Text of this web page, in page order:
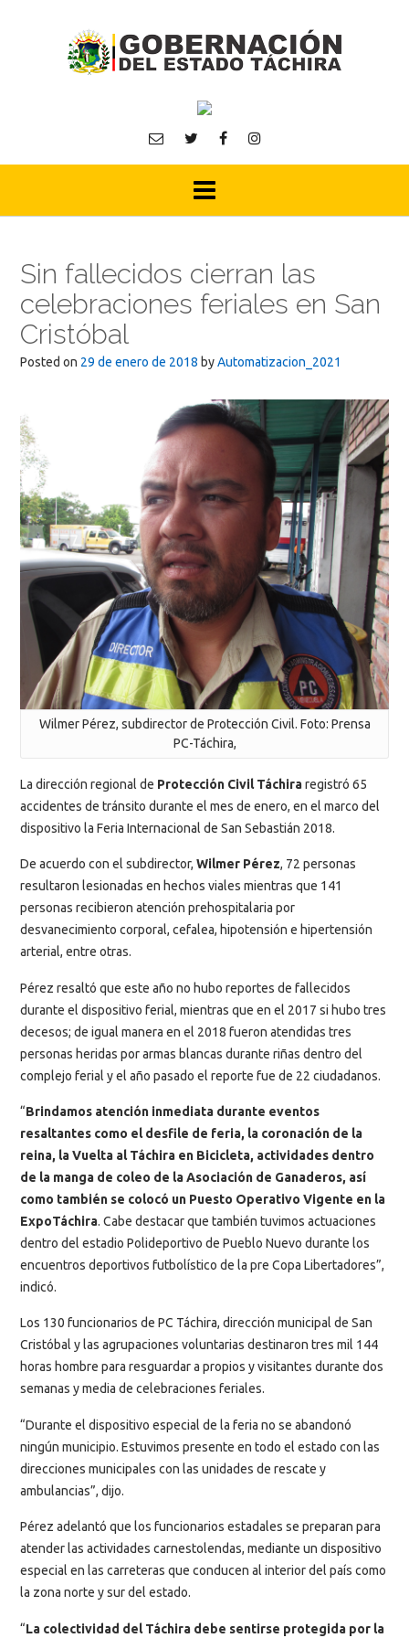
Sin fallecidos cierran las
celebraciones feriales en San
Cristóbal
Posted on 29 de enero de 2018 byAutomatizacion_2021
Wilmer Pérez, subdirector de Protección Civil. Foto: Prensa
PC-Táchira,
La dirección regional de Protección Civil Táchiraregistró 65
accidentes de tránsito durante el mes de enero, en el marco del
dispositivo la Feria Internacional de San Sebastián 2018.
De acuerdo con el subdirector, Wilmer Pérez, 72 personas
resultaron lesionadas en hechos viales mientras que 141
personas recibieron atención prehospitalaria por
desvanecimiento corporal, cefalea, hipotensión e hipertensión
arterial, entre otras.
Pérez resaltó que este año no hubo reportes de fallecidos
durante el dispositivo ferial, mientras que en el 2017 si hubo tres
decesos; de igual manera en el 2018 fueron atendidas tres
personas heridas por armas blancas durante riñas dentro del
complejo ferial y el año pasado el reporte fue de 22 ciudadanos.
“Brindamos atención inmediata durante eventos
resaltantes como el desfile de feria, la coronación de la
reina, la Vuelta al Táchira en Bicicleta, actividades dentro
de la manga de coleo de la Asociación de Ganaderos, así
como también se colocó un Puesto Operativo Vigente en la
ExpoTáchira. Cabe destacar que también tuvimos actuaciones
dentro del estadio Polideportivo de Pueblo Nuevo durante los
encuentros deportivos futbolístico de la pre Copa Libertadores”,
indicó.
Los 130 funcionarios de PC Táchira, dirección municipal de San
Cristóbal y las agrupaciones voluntarias destinaron tres mil 144
horas hombre para resguardar a propios y visitantes durante dos
semanas y media de celebraciones feriales.
“Durante el dispositivo especial de la feria no se abandonó
ningún municipio. Estuvimos presente en todo el estado con las
direcciones municipales con las unidades de rescate y
ambulancias”, dijo.
Pérez adelantó que los funcionarios estadales se preparan para
atender las actividades carnestolendas, mediante un dispositivo
especial en las carreteras que conducen al interior del país como
la zona norte y sur del estado.
“La colectividad del Táchira debe sentirse protegida por la